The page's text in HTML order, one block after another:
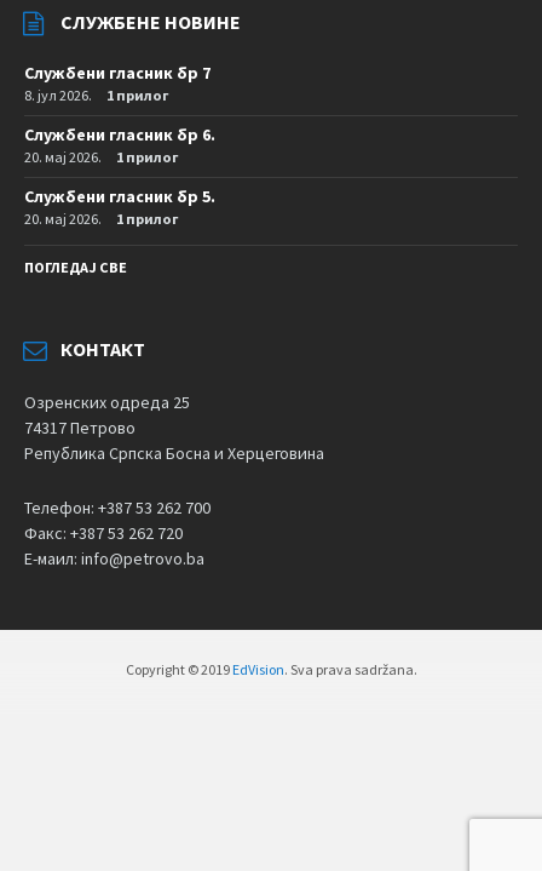
СЛУЖБЕНЕ НОВИНЕ
Службени гласник бр 7
8. јул 2026. 1 прилог
Службени гласник бр 6.
20. мај 2026. 1 прилог
Службени гласник бр 5.
20. мај 2026. 1 прилог
ПОГЛЕДАЈ СВЕ
КОНТАКТ
Озренских одреда 25
74317 Петрово
Република Српска Босна и Херцеговина
Телефон: +387 53 262 700
Факс: +387 53 262 720
Е-маил: info@petrovo.ba
Copyright © 2019 EdVision. Sva prava sadržana.